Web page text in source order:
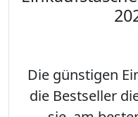
Die günstigen
die Bestseller